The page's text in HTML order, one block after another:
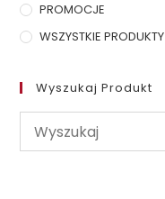
PROMOCJE
WSZYSTKIE PRODUKTY
Wyszukaj Produkt